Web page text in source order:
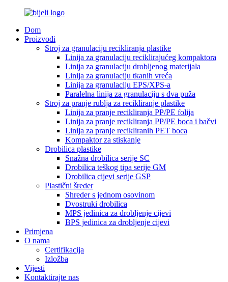
Dom
Proizvodi
Stroj za granulaciju recikliranja plastike
Linija za granulaciju reciklirajućeg kompaktora
Linija za granulaciju drobljenog materijala
Linija za granulaciju tkanih vreća
Linija za granulaciju EPS/XPS-a
Paralelna linija za granulaciju s dva puža
Stroj za pranje rublja za recikliranje plastike
Linija za pranje recikliranja PP/PE folija
Linija za pranje recikliranja PP/PE boca i bačvi
Linija za pranje recikliranih PET boca
Kompaktor za stiskanje
Drobilica plastike
Snažna drobilica serije SC
Drobilica teškog tipa serije GM
Drobilica cijevi serije GSP
Plastični šreder
Shreder s jednom osovinom
Dvostruki drobilica
MPS jedinica za drobljenje cijevi
BPS jedinica za drobljenje cijevi
Primjena
O nama
Certifikacija
Izložba
Vijesti
Kontaktirajte nas